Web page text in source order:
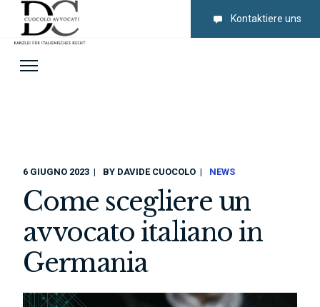
Kontaktiere uns
6 GIUGNO 2023 BY DAVIDE CUOCOLO NEWS
Come scegliere un
avvocato italiano in
Germania